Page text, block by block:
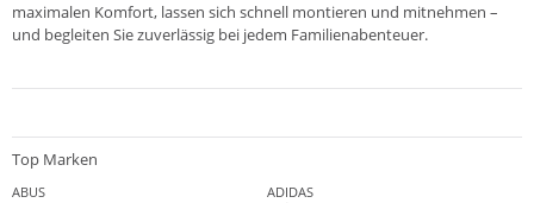
maximalen Komfort, lassen sich schnell montieren und mitnehmen –
und begleiten Sie zuverlässig bei jedem Familienabenteuer.
Top Marken
ABUS
ADIDAS